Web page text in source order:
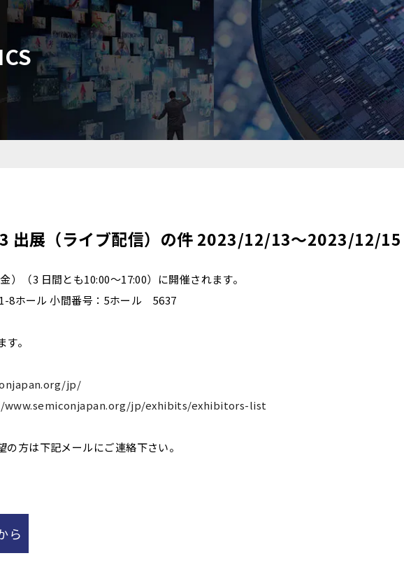
出展（ライブ配信）の件 2023/12/13～2023/12/15
）（3 日間とも10:00～17:00）に開催されます。
8ホール 小間番号：5ホール 5637
。
jp/
jp/exhibits/exhibitors-list
方は下記メールにご連絡下さい。
ら